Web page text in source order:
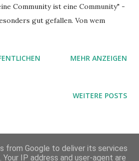
Community ist eine Community" -
gut gefallen. Von wem
MEHR ANZEIGEN
WEITERE POSTS
from Google to deliver its services
IP address and user-agent are